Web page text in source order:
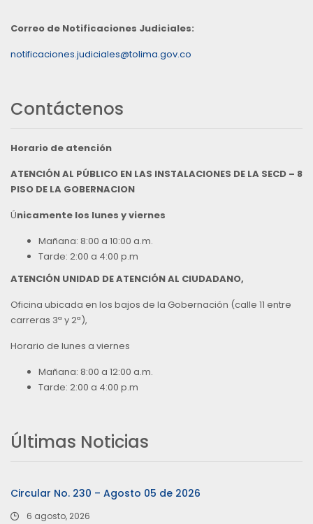
Correo de Notificaciones Judiciales:
notificaciones.judiciales@tolima.gov.co
Contáctenos
Horario de atención
ATENCIÓN AL PÚBLICO EN LAS INSTALACIONES DE LA SECD – 8
PISO DE LA GOBERNACION
Únicamente los lunes y viernes
Mañana: 8:00 a 10:00 a.m.
Tarde: 2:00 a 4:00 p.m
ATENCIÓN UNIDAD DE ATENCIÓN AL CIUDADANO,
Oficina ubicada en los bajos de la Gobernación (calle 11 entre
carreras 3ª y 2ª),
Horario de lunes a viernes
Mañana: 8:00 a 12:00 a.m.
Tarde: 2:00 a 4:00 p.m
Últimas Noticias
Circular No. 230 – Agosto 05 de 2026
6 agosto, 2026